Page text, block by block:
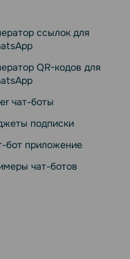
ссылок для
QR-кодов для
чат-боты
подписки
бот приложение
чат-ботов